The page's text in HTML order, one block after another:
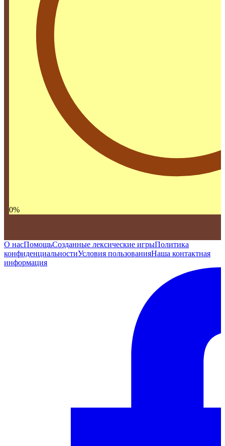
0%
О насПомощьСозданные лексические игрыПолитика
конфиденциальностиУсловия пользованияНаша контактная
информация